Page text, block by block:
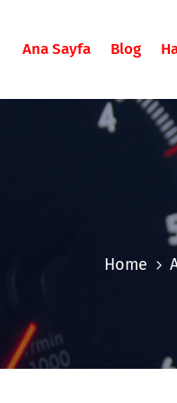
Ana Sayfa Blog
Home